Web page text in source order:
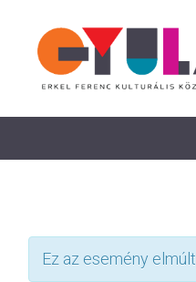
Ez az esemény elmúlt.